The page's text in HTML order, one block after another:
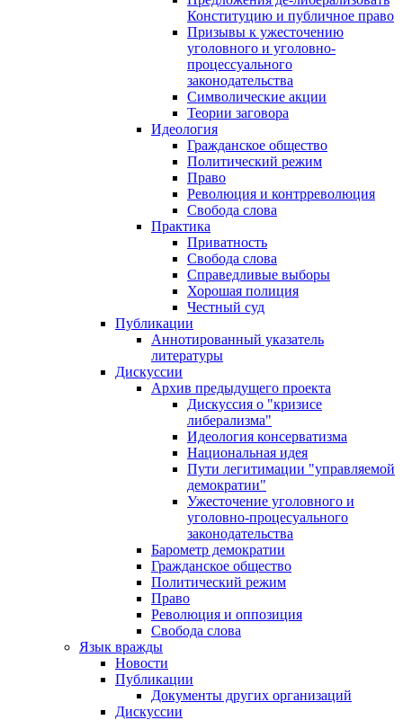
Конституцию и публичное право
Призывы к ужесточению
уголовного и уголовно-
процессуального
законодательства
Символические акции
Теории заговора
Идеология
Гражданское общество
Политический режим
Право
Революция и контрреволюция
Свобода слова
Практика
Приватность
Свобода слова
Справедливые выборы
Хорошая полиция
Честный суд
Публикации
Аннотированный указатель
литературы
Дискуссии
Архив предыдущего проекта
Дискуссия о "кризисе
либерализма"
Идеология консерватизма
Национальная идея
Пути легитимации "управляемой
демократии"
Ужесточение уголовного и
уголовно-процесуального
законодательства
Барометр демократии
Гражданское общество
Политический режим
Право
Революция и оппозиция
Свобода слова
Язык вражды
Новости
Публикации
Документы других организаций
Дискуссии